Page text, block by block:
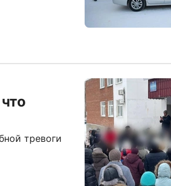
тревоги